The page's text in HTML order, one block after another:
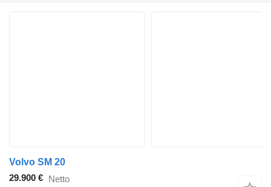
Volvo SM 20
29.900 € Netto